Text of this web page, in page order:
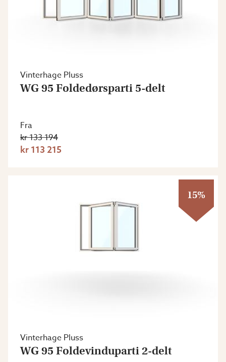
Vinterhage Pluss
WG 95 Foldedørsparti 5-delt
Fra
kr 133 194
kr 113 215
15%
Vinterhage Pluss
WG 95 Foldevinduparti 2-delt